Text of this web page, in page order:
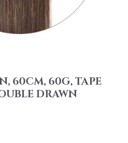
60CM, 60G, TAPE
DRAWN